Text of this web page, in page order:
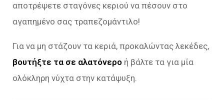
αποτρέψετε σταγόνες κεριού να πέσουν στο
αγαπημένο σας τραπεζομάντιλο!
Για να μη στάζουν τα κεριά, προκαλώντας λεκέδες,
βουτήξτε τα σε αλατόνερο ή βάλτε τα για μία
ολόκληρη νύχτα στην κατάψυξη.